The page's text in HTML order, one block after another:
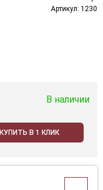
Артикул: 1230
В наличии
КУПИТЬ В 1 КЛИК